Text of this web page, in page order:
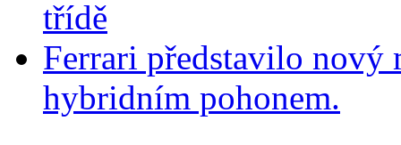
třídě
Ferrari představilo nový
hybridním pohonem.